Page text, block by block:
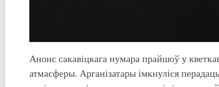
Анонс сакавіцкага нумара прайшоў у
атмасферы. Арганізатары імкнуліся